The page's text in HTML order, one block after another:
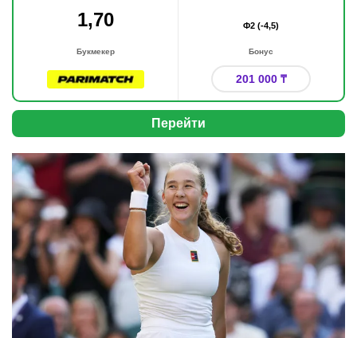
1,70 Ф2 (-4,5)
Букмекер Бонус
201 000 ₸
Перейти